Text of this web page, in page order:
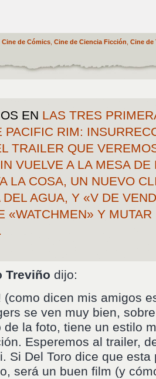
Cine de Cómics, Cine de Ciencia Ficción Cine de
EN LAS TRES
PACIFIC RIM:
TRAILER QUE
VUELVE A LA MESA DE
LA COSA, UN NUEVO
AGUA, Y «V DE
«WATCHMEN» Y
Treviño dijo:
(como dicen mis amigos
se ven muy bien,
de la foto, tiene un estilo
Esperemos al trailer,
Si Del Toro dice que
será un buen film (y